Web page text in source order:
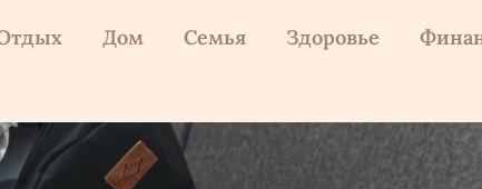
Дом Семья Здоровье